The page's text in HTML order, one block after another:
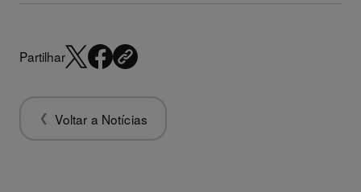
Partilhar
Voltar a Notícias